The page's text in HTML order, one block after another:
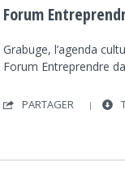
Forum
Grabuge, l’agenda
Forum Entreprendre
PARTAGER